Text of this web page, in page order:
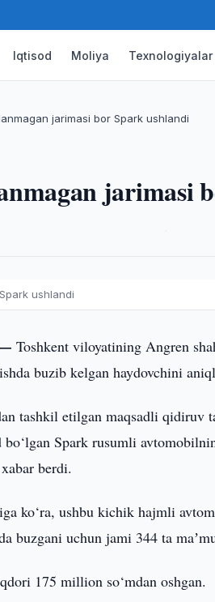
Iqtisod Moliya Texnologiyalar
jarimasi bor Spark ushlandi
jarimasi
ushlandi
—Toshkent viloyatining Angren
buzib kelgan haydovchini
tashkil etilgan maqsadli qidiruv
bo‘lgan Spark rusumli
berdi.
ko‘ra, ushbu kichik hajmli
buzgani uchun jami 344 ta
175 million so‘mdan oshgan.